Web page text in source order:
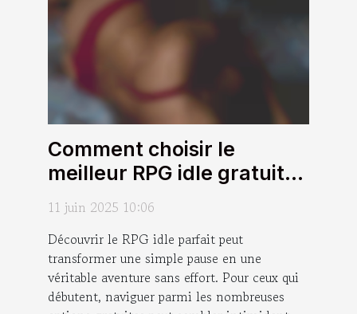
Comment choisir le
meilleur RPG idle gratuit
pour débutants
11 juin 2025 10:06
Découvrir le RPG idle parfait peut
transformer une simple pause en une
véritable aventure sans effort. Pour ceux qui
débutent, naviguer parmi les nombreuses